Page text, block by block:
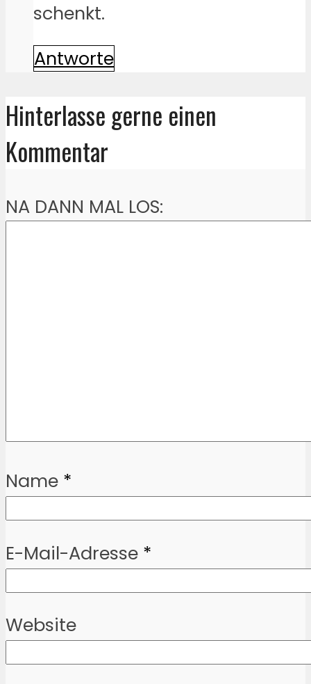
schenkt.
Antworte
Hinterlasse gerne einen
Kommentar
NA DANN MAL LOS:
Name *
E-Mail-Adresse *
Website